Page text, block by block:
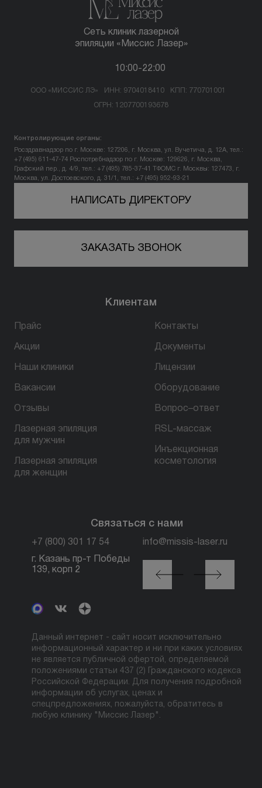
Сеть клиник лазерной
эпиляции «Миссис Лазер»
10:00-22:00
ООО «МИССИС ЛЭ» ИНН: 9704018410 КПП: 770701001
ОГРН: 1207700193678
Контролирующие органы:
Росздравнадзор по г. Москве: 127206, г. Москва, ул. Вучетича, д. 12А, тел.:
+7 (495) 611-47-74 Роспотребнадзор по г. Москве: 129626, г. Москва,
Графский пер., д. 4/9, тел.: +7 (495) 785-37-41
ТФОМС г. Москвы: 127473, г.
Москва, ул. Достоевского, д. 31/1, тел.: +7 (495) 952-93-21
НАПИСАТЬ ДИРЕКТОРУ
ЗАКАЗАТЬ ЗВОНОК
Клиентам
Прайс
Акции
Наши клиники
Вакансии
Отзывы
Лазерная эпиляция
для мужчин
Лазерная эпиляция
для женщин
Контакты
Документы
Лицензии
Оборудование
Вопрос–ответ
RSL-массаж
Инъекционная
косметология
Связаться с нами
+7 (800) 301 17 54 info@missis-laser.ru
г. Казань пр-т Победы
139, корп 2
г. Москва м. Трубная,
ул. Петровка, 26, стр.
Данный интернет - сайт носит исключительно
информационный характер и ни при каких условиях
не является публичной офертой, определяемой
положениями статьи 437 (2) Гражданского кодекса
Российской Федерации. Для получения подробной
информации об услугах, ценах и
спецпредложениях, пожалуйста, обратитесь в
любую клинику "Миссис Лазер".